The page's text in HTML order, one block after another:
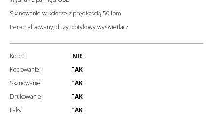
Skanowanie w kolorze z prędkością 50 ipm
Personalizowany, duży, dotykowy wyświetlacz
Kolor:
NIE
Kopiowanie:
TAK
Skanowanie:
TAK
Drukowanie:
TAK
Faks:
TAK